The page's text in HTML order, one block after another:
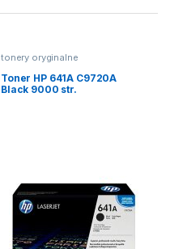
tonery oryginalne
Toner HP 641A C9720A
Black 9000 str.